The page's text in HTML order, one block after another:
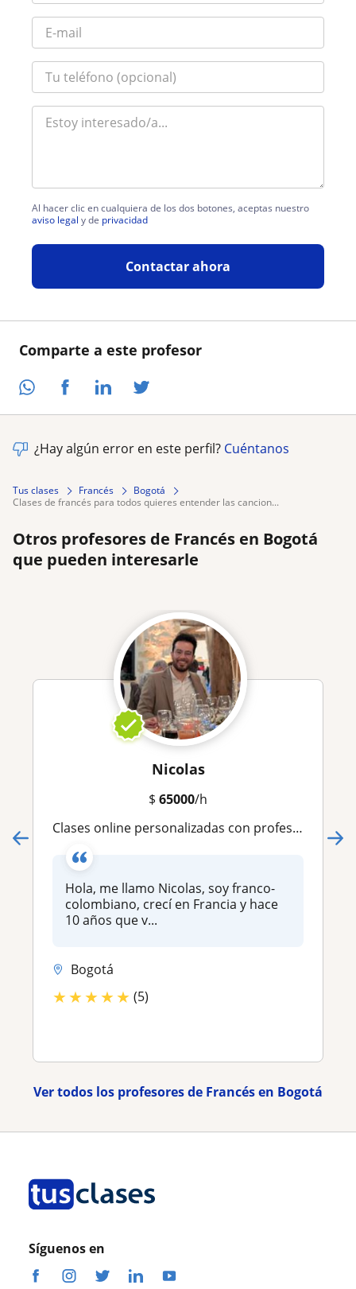
Comparte a este profesor
Al hacer clic en cualquiera de los dos botones, aceptas nuestro
aviso legal y de privacidad
Contactar ahora
¿Hay algún error en este perfil? Cuéntanos
Tus clases Francés
Bogotá
clases de francés para todos quieres entender las cancion...
Otros profesores de Francés en Bogotá
que pueden interesarle
Nicolas
$ 65000/h
Clases online personalizadas con profesor nativo francés, todos los niveles, descuentos para grupos
Hola, me llamo Nicolas, soy franco-
colombiano, crecí en Francia y hace
10 años que v...
Bogotá
★★★★★ (5)
Ver todos los profesores de Francés en Bogotá
Síguenos en